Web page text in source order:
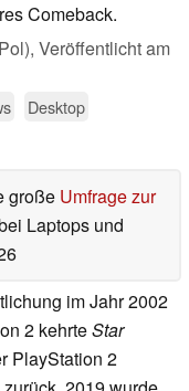
Comeback.
Veröffentlicht am
Desktop
große Umfrage zur
Laptops und
im Jahr 2002
2 kehrteStar
PlayStation 2